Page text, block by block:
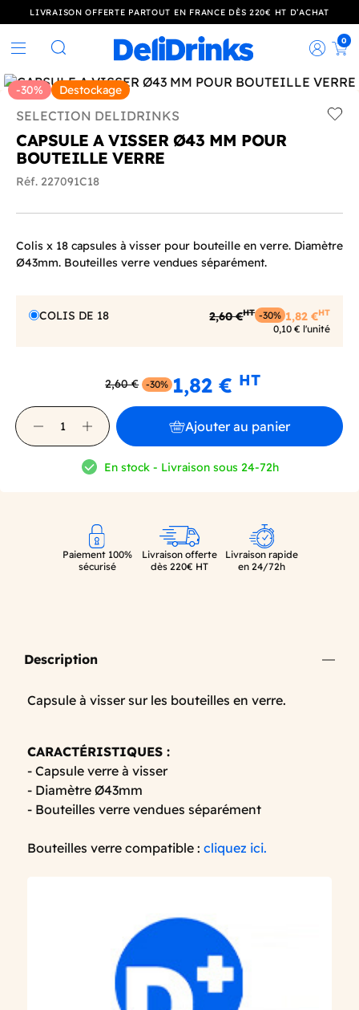
LIVRAISON OFFERTE PARTOUT EN FRANCE DÈS 220€ HT D’ACHAT
Rechercher
0
-30% Destockage
SELECTION DELIDRINKS
CAPSULE A VISSER Ø43 MM POUR
BOUTEILLE VERRE
Réf. 227091C18
Colis x 18 capsules à visser pour bouteille en verre. Diamètre
Ø43mm. Bouteilles verre vendues séparément.
COLIS DE 18 2,60 €HT -30% 1,82 €HT
0,10 € l'unité
2,60 € -30% 1,82 € HT
Ajouter au panier
En stock - Livraison sous 24-72h
Paiement 100%
sécurisé
Livraison offerte
dès 220€ HT
Livraison rapide
en 24/72h
Description
Capsule à visser sur les bouteilles en verre.
CARACTÉRISTIQUES :
- Capsule verre à visser
- Diamètre Ø43mm
- Bouteilles verre vendues séparément
Bouteilles verre compatible : cliquez ici.